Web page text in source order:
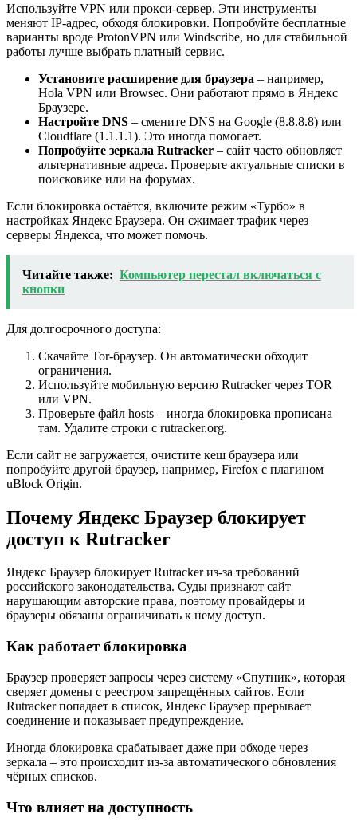
Используйте VPN или прокси-сервер. Эти инструменты
меняют IP-адрес, обходя блокировки. Попробуйте бесплатные
варианты вроде ProtonVPN или Windscribe, но для стабильной
работы лучше выбрать платный сервис.
Установите расширение для браузера – например,
Hola VPN или Browsec. Они работают прямо в Яндекс
Браузере.
Настройте DNS – смените DNS на Google (8.8.8.8) или
Cloudflare (1.1.1.1). Это иногда помогает.
Попробуйте зеркала Rutracker – сайт часто обновляет
альтернативные адреса. Проверьте актуальные списки в
поисковике или на форумах.
Если блокировка остаётся, включите режим «Турбо» в
настройках Яндекс Браузера. Он сжимает трафик через
серверы Яндекса, что может помочь.
Читайте также: Компьютер перестал включаться с
кнопки
Для долгосрочного доступа:
Скачайте Tor-браузер. Он автоматически обходит
ограничения.
Используйте мобильную версию Rutracker через TOR
или VPN.
Проверьте файл hosts – иногда блокировка прописана
там. Удалите строки с rutracker.org.
Если сайт не загружается, очистите кеш браузера или
попробуйте другой браузер, например, Firefox с плагином
uBlock Origin.
Почему Яндекс Браузер блокирует
доступ к Rutracker
Яндекс Браузер блокирует Rutracker из-за требований
российского законодательства. Суды признают сайт
нарушающим авторские права, поэтому провайдеры и
браузеры обязаны ограничивать к нему доступ.
Как работает блокировка
Браузер проверяет запросы через систему «Спутник», которая
сверяет домены с реестром запрещённых сайтов. Если
Rutracker попадает в список, Яндекс Браузер прерывает
соединение и показывает предупреждение.
Иногда блокировка срабатывает даже при обходе через
зеркала – это происходит из-за автоматического обновления
чёрных списков.
Что влияет на доступность